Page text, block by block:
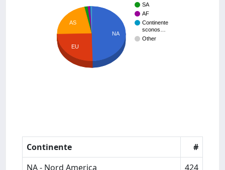
SA
AF
Continente
sconos…
Other
NA
AS
EU
Continente
#
NA - Nord America
424